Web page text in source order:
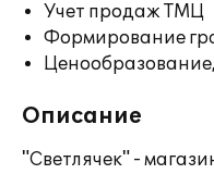
Учет продаж ТМЦ
Формирование
Описание
"Светлячек" -